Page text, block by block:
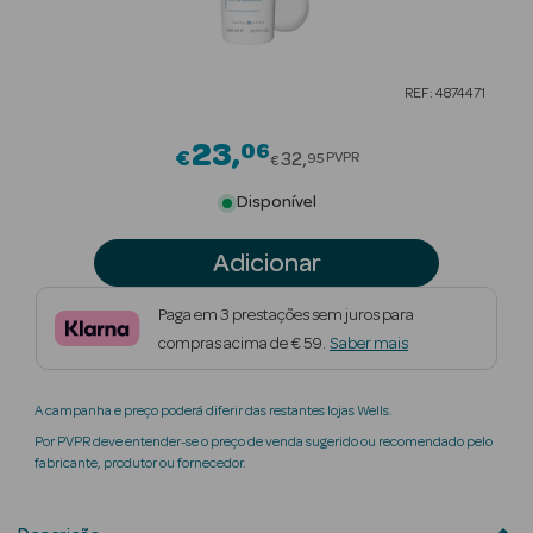
Beauty Season
Beauty Season
Maquilhagem
Beauty Season
Perfumes
REF: 4874471
€23 06Price reduced from
€32 95 PVPR
Disponível
Adicionar
Paga em 3 prestações sem juros para
compras acima de € 59. Saber mais
A campanha e preço poderá diferir das restantes lojas Wells.
Por PVPR deve entender-se o preço de venda sugerido ou recomendado pelo
fabricante, produtor ou fornecedor.